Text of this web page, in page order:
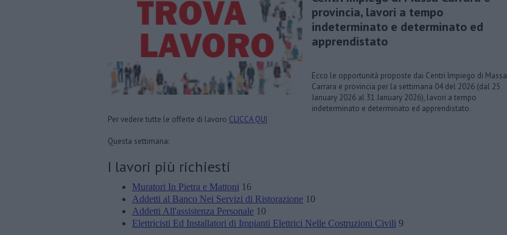
provincia, lavori a tempo
indeterminato e determinato ed
apprendistato
Ecco le opportunità proposte dai Centri Impiego di Massa
Carrara e provincia per la settimana 04 del 2026 (dal 25
January 2026 al 31 January 2026), lavori a tempo
indeterminato e determinato ed apprendistato.
Per vedere tutte le offerte di lavoro CLICCA QUI
Questa settimana:
I lavori più richiesti
Muratori In Pietra e Mattoni 16
Addetti al Banco Nei Servizi di Ristorazione 10
Addetti All'assistenza Personale 10
Elettricisti Ed Installatori di Impianti Elettrici Nelle Costruzioni Civili 9